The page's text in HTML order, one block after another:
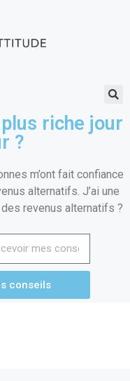
riche jour
?
m’ont fait confiance
alternatifs. J’ai une
revenus alternatifs ?
conseils